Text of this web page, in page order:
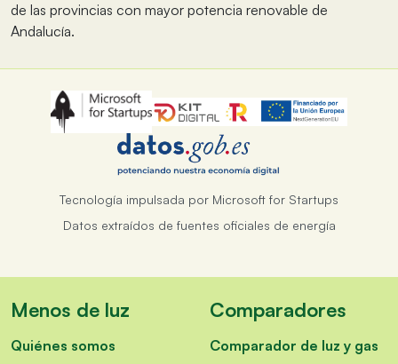
de las provincias con mayor potencia renovable de
Andalucía.
Tecnología impulsada por Microsoft for Startups
Datos extraídos de fuentes oficiales de energía
Menos de luz
Quiénes somos
Comparadores
Comparador de luz y gas